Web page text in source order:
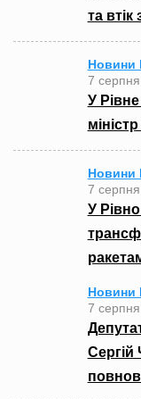
та втік
Новини
7
У
Новини
7
У
Новини
7
Сергій